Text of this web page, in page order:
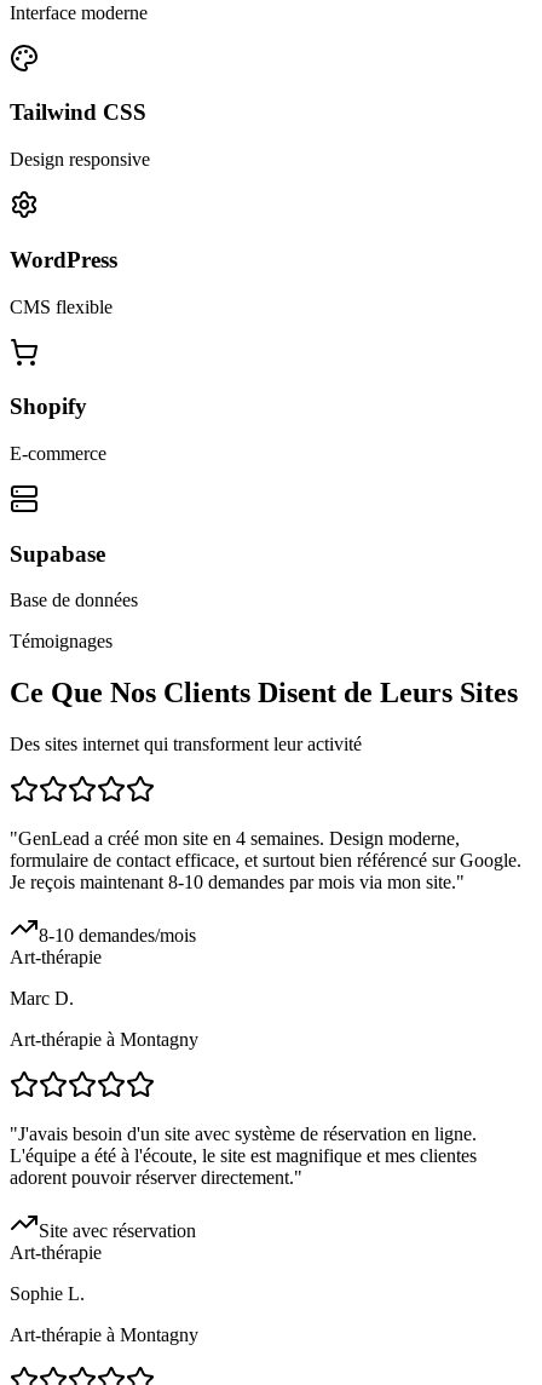
Interface moderne
Tailwind CSS
Design responsive
WordPress
CMS flexible
Shopify
E-commerce
Supabase
Base de données
Témoignages
Ce Que Nos Clients Disent de Leurs Sites
Des sites internet qui transforment leur activité
"GenLead a créé mon site en 4 semaines. Design moderne,
formulaire de contact efficace, et surtout bien référencé sur Google.
Je reçois maintenant 8-10 demandes par mois via mon site."
8-10 demandes/mois
Art-thérapie
Marc D.
Art-thérapie à Montagny
"J'avais besoin d'un site avec système de réservation en ligne.
L'équipe a été à l'écoute, le site est magnifique et mes clientes
adorent pouvoir réserver directement."
Site avec réservation
Art-thérapie
Sophie L.
Art-thérapie à Montagny